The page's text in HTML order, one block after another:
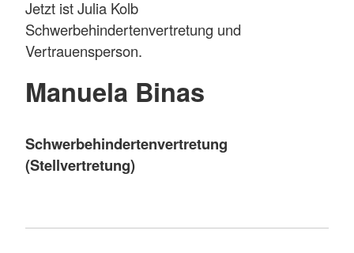
Jetzt ist Julia Kolb
Schwerbehindertenvertretung und
Vertrauensperson.
Manuela Binas
Schwerbehindertenvertretung
(Stellvertretung)